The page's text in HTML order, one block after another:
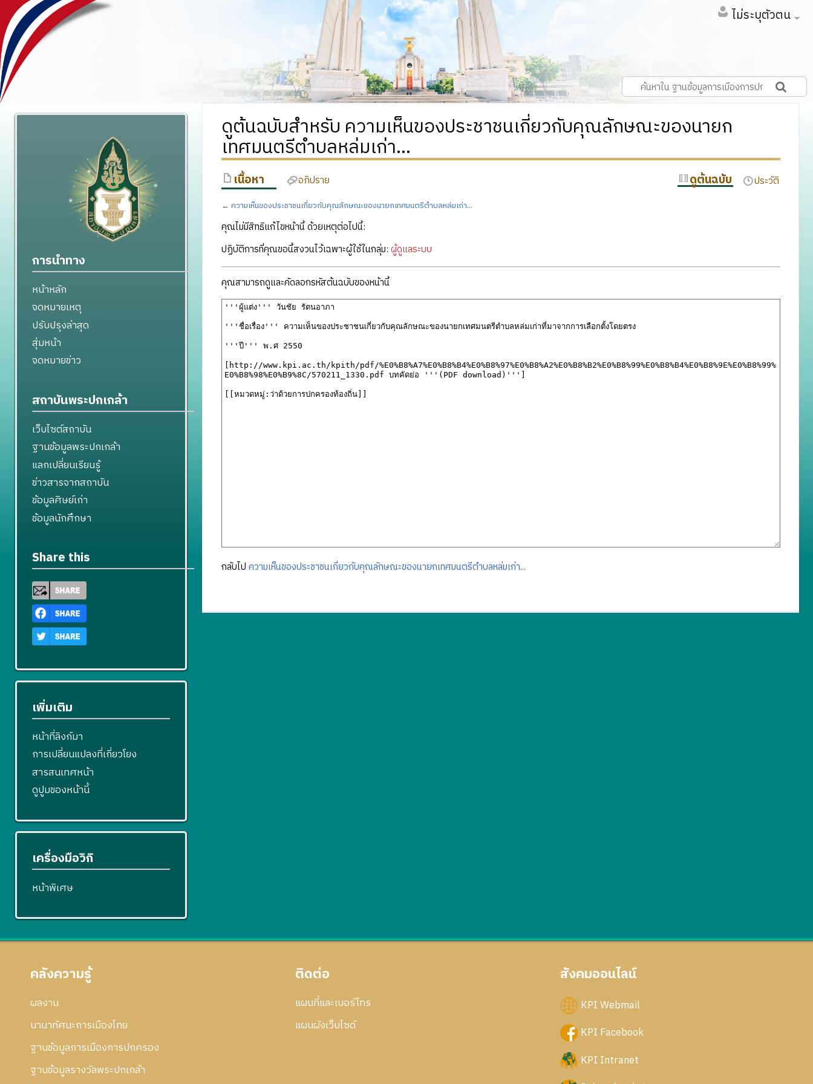
ไม่ระบุตัวตน
ดูต้นฉบับสำหรับ ความเห็นของประชาชนเกี่ยวกับคุณลักษณะของนายก
เทศมนตรีตำบลหล่มเก่า...
เนื้อหา อภิปราย ดูต้นฉบับ ประวัติ
← ความเห็นของประชาชนเกี่ยวกับคุณลักษณะของนายกเทศมนตรีตำบลหล่มเก่า...
คุณไม่มีสิทธิแก้ไขหน้านี้ ด้วยเหตุต่อไปนี้:
ปฏิบัติการที่คุณขอนี้สงวนไว้เฉพาะผู้ใช้ในกลุ่ม: ผู้ดูแลระบบ
คุณสามารถดูและคัดลอกรหัสต้นฉบับของหน้านี้
กลับไป ความเห็นของประชาชนเกี่ยวกับคุณลักษณะของนายกเทศมนตรีตำบลหล่มเก่า...
การนำทาง
หน้าหลัก
จดหมายเหตุ
ปรับปรุงล่าสุด
สุ่มหน้า
จดหมายข่าว
สถาบันพระปกเกล้า
เว็บไซต์สถาบัน
ฐานข้อมูลพระปกเกล้า
แลกเปลี่ยนเรียนรู้
ข่าวสารจากสถาบัน
ข้อมูลศิษย์เก่า
ข้อมูลนักศึกษา
Share this
เพิ่มเติม
หน้าที่ลิงก์มา
การเปลี่ยนแปลงที่เกี่ยวโยง
สารสนเทศหน้า
ดูปูมของหน้านี้
เครื่องมือวิกิ
หน้าพิเศษ
คลังความรู้
ผลงาน
นานาทัศนะการเมืองไทย
ฐานข้อมูลการเมืองการปกครอง
ฐานข้อมูลรางวัลพระปกเกล้า
ติดต่อ
แผนที่และเบอร์โทร
แผนผังเว็บไซด์
สังคมออนไลน์
KPI Webmail
KPI Facebook
KPI Intranet